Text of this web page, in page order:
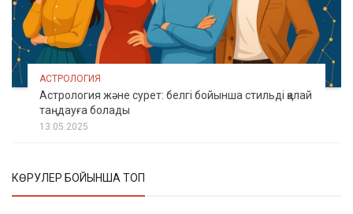
АСТРОЛОГИЯ
Астрология және сурет: белгі бойынша стильді қалай
таңдауға болады
13.05.2025
КӨРУЛЕР БОЙЫНША ТОП